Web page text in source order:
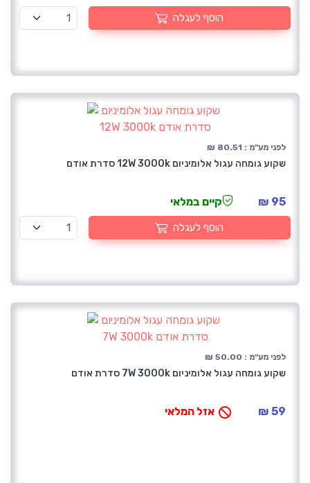
הוסף לעגלה
לפני מע"מ : 80.51 ₪
שקוע גומחה עגול אלומיניום 12W 3000k סדרת אודם
95 ₪ קיים במלאי
הוסף לעגלה
לפני מע"מ : 50.00 ₪
שקוע גומחה עגול אלומיניום 7W 3000k סדרת אודם
59 ₪ אזל המלאי